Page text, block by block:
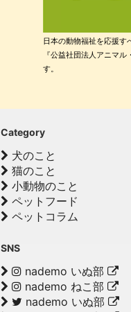
日本の動物福祉を応援
『公益社団法人アニマ
す。
Category
犬のこと
猫のこと
小動物のこと
ペットフード
ペットコラム
SNS
nademo いぬ部
nademo ねこ部
nademo いぬ部